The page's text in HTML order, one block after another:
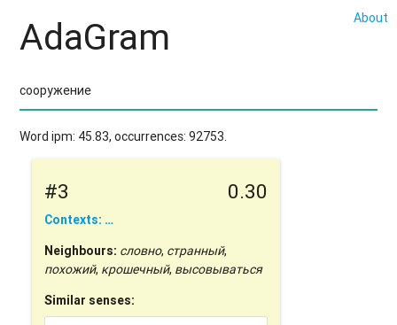
About
AdaGram
Word ipm: 45.83, occurrences: 92753.
#3 0.30
Contexts: …
Neighbours: словно, странный,
похожий, крошечный, высовываться
Similar senses: